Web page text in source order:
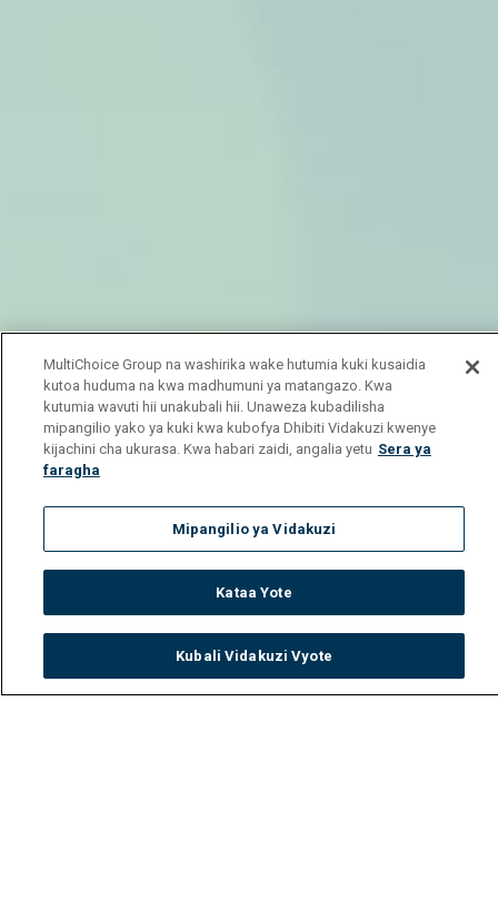
TV Guide
MultiChoice Group na washirika wake hutumia kuki kusaidia
kutoa huduma na kwa madhumuni ya matangazo. Kwa
kutumia wavuti hii unakubali hii. Unaweza kubadilisha
mipangilio yako ya kuki kwa kubofya Dhibiti Vidakuzi kwenye
kijachini cha ukurasa. Kwa habari zaidi, angalia yetu Sera ya
faragha
Mipangilio ya Vidakuzi
Kataa Yote
Kubali Vidakuzi Vyote